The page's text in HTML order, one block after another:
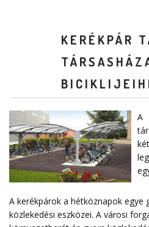
KERÉKPÁR
A
A kerékpárok a hétköznapok egye
közlekedési eszközei. A városi